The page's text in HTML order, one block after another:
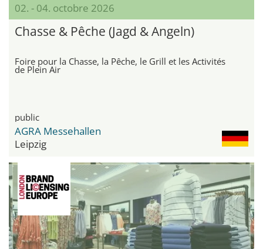
02. - 04. octobre 2026
Chasse & Pêche (Jagd & Angeln)
Foire pour la Chasse, la Pêche, le Grill et les Activités
de Plein Air
public
AGRA Messehallen
Leipzig